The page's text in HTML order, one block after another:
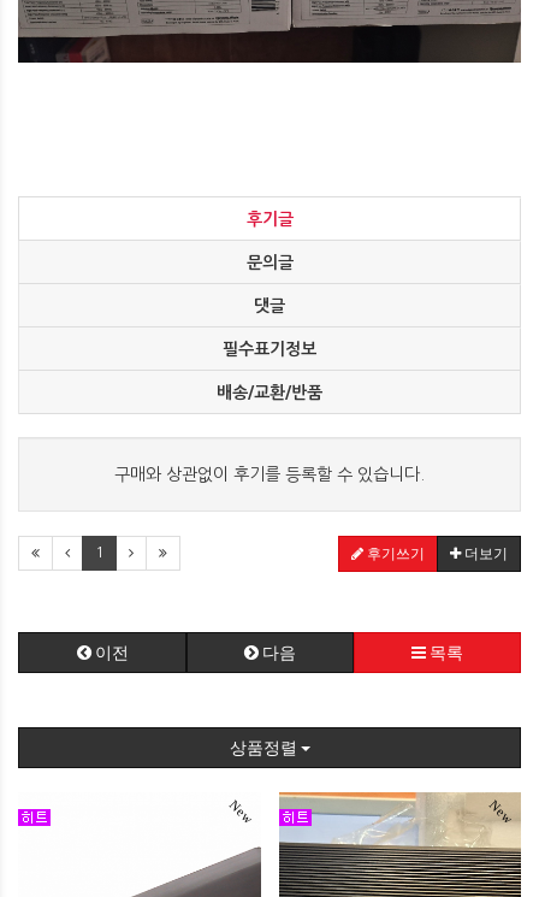
후기글
문의글
댓글
필수표기정보
배송/교환/반품
구매와 상관없이 후기를 등록할 수 있습니다.
1 후기쓰기 더보기
이전 다음 목록
상품정렬
New New